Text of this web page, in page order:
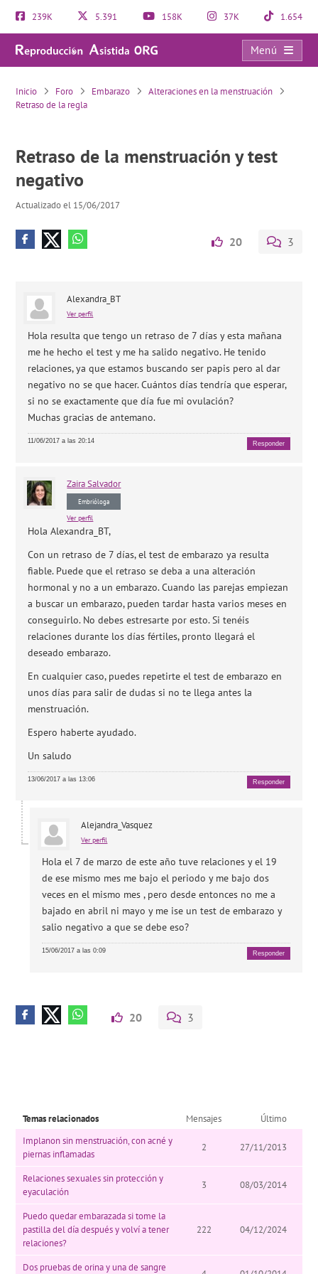
239K 5.391 158K 37K 1.654
Menú
Retraso de la menstruación y test negativo
Inicio Foro Embarazo
Alteraciones en la menstruación
Retraso de la regla
Retraso de la menstruación y test
negativo
Actualizado el 15/06/2017
20 3
Alexandra_BT
Ver perfil
Hola resulta que tengo un retraso de 7 días y esta mañana
me he hecho el test y me ha salido negativo. He tenido
relaciones, ya que estamos buscando ser papis pero al dar
negativo no se que hacer. Cuántos días tendría que esperar,
si no se exactamente que día fue mi ovulación?
Muchas gracias de antemano.
11/06/2017 a las 20:14 Responder
Zaira Salvador
Embrióloga
Ver perfil
Hola Alexandra_BT,
Con un retraso de 7 días, el test de embarazo ya resulta
fiable. Puede que el retraso se deba a una alteración
hormonal y no a un embarazo. Cuando las parejas empiezan
a buscar un embarazo, pueden tardar hasta varios meses en
conseguirlo. No debes estresarte por esto. Si tenéis
relaciones durante los días fértiles, pronto llegará el
deseado embarazo.
En cualquier caso, puedes repetirte el test de embarazo en
unos días para salir de dudas si no te llega antes la
menstruación.
Espero haberte ayudado.
Un saludo
13/06/2017 a las 13:06 Responder
Alejandra_Vasquez
Ver perfil
Hola el 7 de marzo de este año tuve relaciones y el 19
de ese mismo mes me bajo el periodo y me bajo dos
veces en el mismo mes , pero desde entonces no me a
bajado en abril ni mayo y me ise un test de embarazo y
salio negativo a que se debe eso?
15/06/2017 a las 0:09 Responder
20 3
Temas relacionados Mensajes
Último
Implanon sin menstruación, con acné y
piernas inflamadas
2 27/11/2013
Relaciones sexuales sin protección y
eyaculación
3 08/03/2014
Puedo quedar embarazada si tome la
pastilla del día después y volví a tener
relaciones?
222 04/12/2024
Dos pruebas de orina y una de sangre